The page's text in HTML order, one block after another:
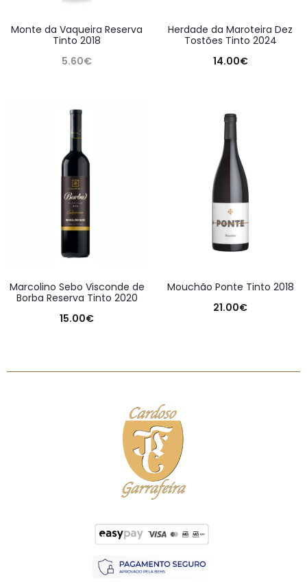
Monte da Vaqueira Reserva
Tinto 2018
5.60€
Herdade da Maroteira Dez
Tostões Tinto 2024
14.00€
Marcolino Sebo Visconde de
Borba Reserva Tinto 2020
15.00€
Mouchão Ponte Tinto 2018
21.00€